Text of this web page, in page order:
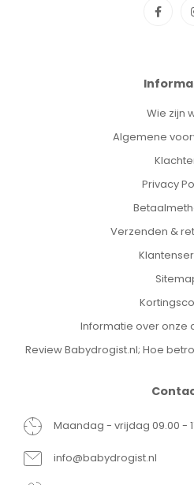
Wie zijn
Algemene
Privacy
Verzenden &
Informatie over onze
Review Babydrogist.nl; Hoe
Maandag - vrijdag 09.00 -
info@babydrogist.nl